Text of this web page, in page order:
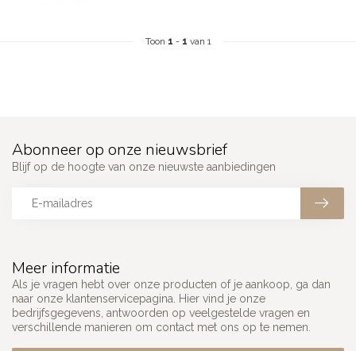
Toon 1 - 1 van 1
Meer informatie
Als je vragen hebt over onze producten of je aankoop, ga dan
naar onze klantenservicepagina. Hier vind je onze
bedrijfsgegevens, antwoorden op veelgestelde vragen en
verschillende manieren om contact met ons op te nemen.
Abonneer op onze nieuwsbrief
Blijf op de hoogte van onze nieuwste aanbiedingen